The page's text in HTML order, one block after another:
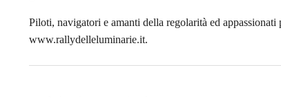
Piloti, navigatori e amanti della regolarità ed
www.rallydelleluminarie.it.